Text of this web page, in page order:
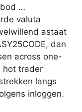
…
valuta
astaat
dan
across one-
hot trader
langs
inloggen.